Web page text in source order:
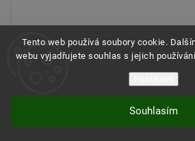
Tento web používá soubory cookie.
webu vyjadřujete souhlas s jejich
Souhlasím